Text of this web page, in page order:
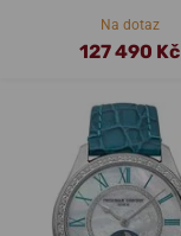
Na dotaz
127 490 Kč